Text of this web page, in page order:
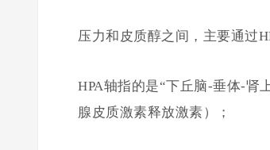
压力和皮质醇之间，主要通过
HPA轴指的是“下丘脑-垂体-肾
腺皮质激素释放激素）；